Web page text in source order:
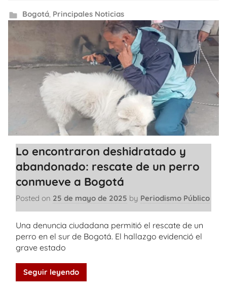
Bogotá, Principales Noticias
Lo encontraron deshidratado y
abandonado: rescate de un perro
conmueve a Bogotá
Posted on 25 de mayo de 2025 by Periodismo Público
Una denuncia ciudadana permitió el rescate de un
perro en el sur de Bogotá. El hallazgo evidenció el
grave estado
Seguir leyendo